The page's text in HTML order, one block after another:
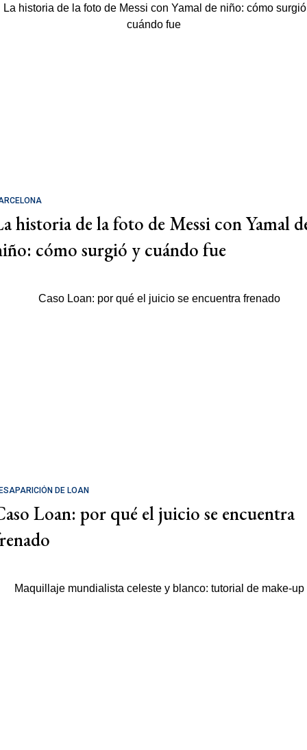
historia de la foto de Messi con Yamal
cómo surgió y cuándo fue
DE LOAN
Loan: por qué el juicio se encuentra